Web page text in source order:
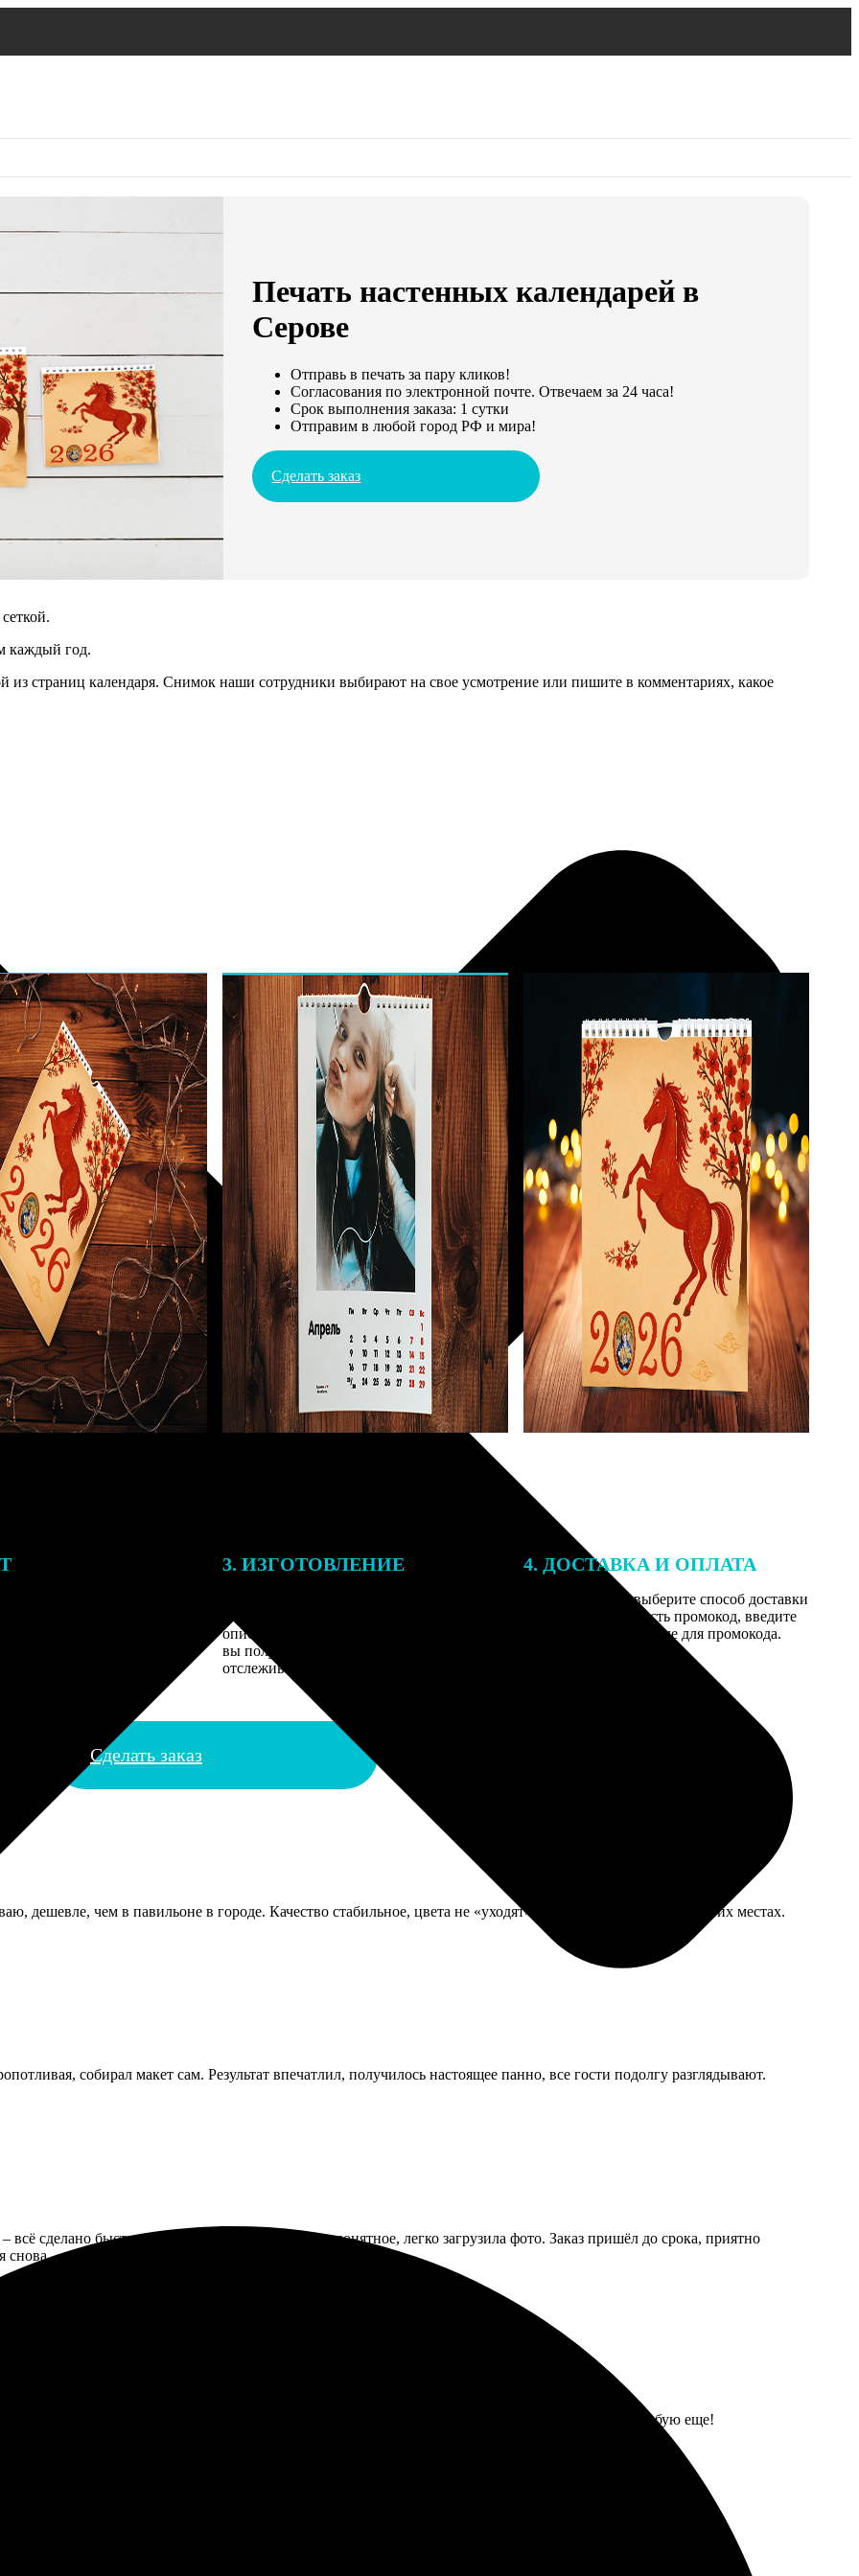
Печать настенных календарей в
Серове
Отправь в печать за пару кликов!
Согласования по электронной почте. Отвечаем за 24 часа!
Срок выполнения заказа: 1 сутки
Отправим в любой город РФ и мира!
Сделать заказ
каждый год.
страниц календаря. Снимок наши сотрудники выбирают на свое усмотрение или пишите в комментариях, какое
3. ИЗГОТОВЛЕНИЕ
описанием заказа. Когда отправим заказ
вы получите письмо с трек-номером для
отслеживания.
4. ДОСТАВКА И ОПЛАТА
Введите адрес и выберите способ доставки
заказа. Если у вас есть промокод, введите
его в специальное поле для промокода.
Сделать заказ
дешевле, чем в павильоне в городе. Качество стабильное, цвета не «уходят» в синеву, как бывало в других местах.
собирал макет сам. Результат впечатлил, получилось настоящее панно, все гости подолгу разглядывают.
сделано быстро и качественно. Оформление понятное, легко загрузила фото. Заказ пришёл до срока, приятно
снова.
Качество печати отличное, яркие цвета. Удобный сайт, легко делать заказ. Обязательно попробую еще!